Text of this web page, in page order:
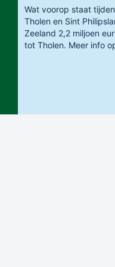
Wat voorop staat
Tholen en Sint
Zeeland 2,2 miljoen
tot Tholen. Meer info